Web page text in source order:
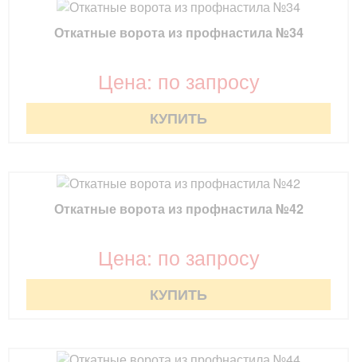
Откатные ворота из профнастила №34
Цена: по запросу
КУПИТЬ
Откатные ворота из профнастила №42
Цена: по запросу
КУПИТЬ